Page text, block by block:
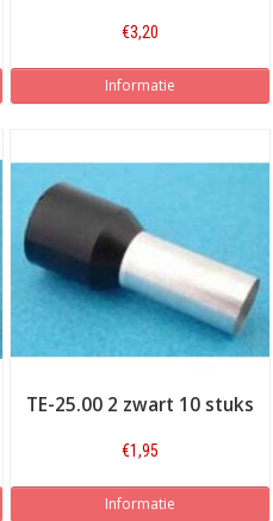
€3,20
Informatie
TE-25.00 2 zwart 10 stuks
€1,95
Informatie